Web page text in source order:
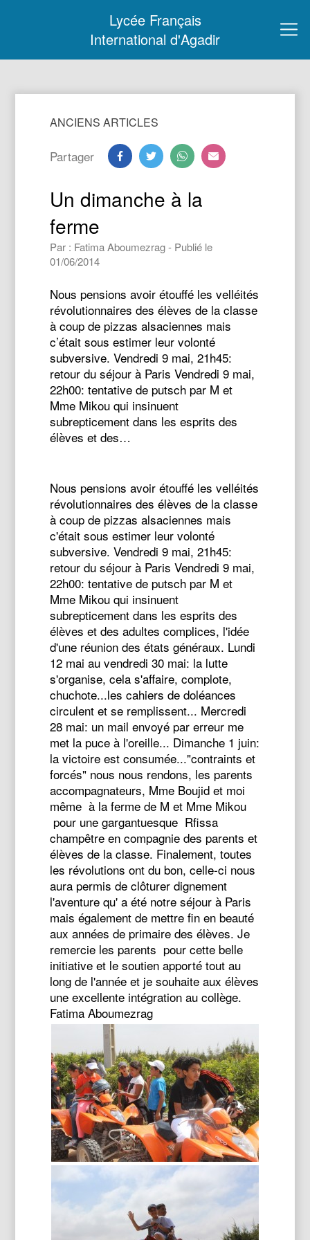
Lycée Français
International d'Agadir
ANCIENS ARTICLES
Partager
Un dimanche à la
ferme
Par : Fatima Aboumezrag - Publié le
01/06/2014
Nous pensions avoir étouffé les velléités
révolutionnaires des élèves de la classe
à coup de pizzas alsaciennes mais
c’était sous estimer leur volonté
subversive. Vendredi 9 mai, 21h45:
retour du séjour à Paris Vendredi 9 mai,
22h00: tentative de putsch par M et
Mme Mikou qui insinuent
subrepticement dans les esprits des
élèves et des…
Nous pensions avoir étouffé les velléités
révolutionnaires des élèves de la classe
à coup de pizzas alsaciennes mais
c'était sous estimer leur volonté
subversive. Vendredi 9 mai, 21h45:
retour du séjour à Paris Vendredi 9 mai,
22h00: tentative de putsch par M et
Mme Mikou qui insinuent
subrepticement dans les esprits des
élèves et des adultes complices, l'idée
d'une réunion des états généraux. Lundi
12 mai au vendredi 30 mai: la lutte
s'organise, cela s'affaire, complote,
chuchote...les cahiers de doléances
circulent et se remplissent... Mercredi
28 mai: un mail envoyé par erreur me
met la puce à l'oreille... Dimanche 1 juin:
la victoire est consumée..."contraints et
forcés" nous nous rendons, les parents
accompagnateurs, Mme Boujid et moi
même à la ferme de M et Mme Mikou
pour une gargantuesque Rfissa
champêtre en compagnie des parents et
élèves de la classe. Finalement, toutes
les révolutions ont du bon, celle-ci nous
aura permis de clôturer dignement
l'aventure qu' a été notre séjour à Paris
mais également de mettre fin en beauté
aux années de primaire des élèves. Je
remercie les parents pour cette belle
initiative et le soutien apporté tout au
long de l'année et je souhaite aux élèves
une excellente intégration au collège.
Fatima Aboumezrag